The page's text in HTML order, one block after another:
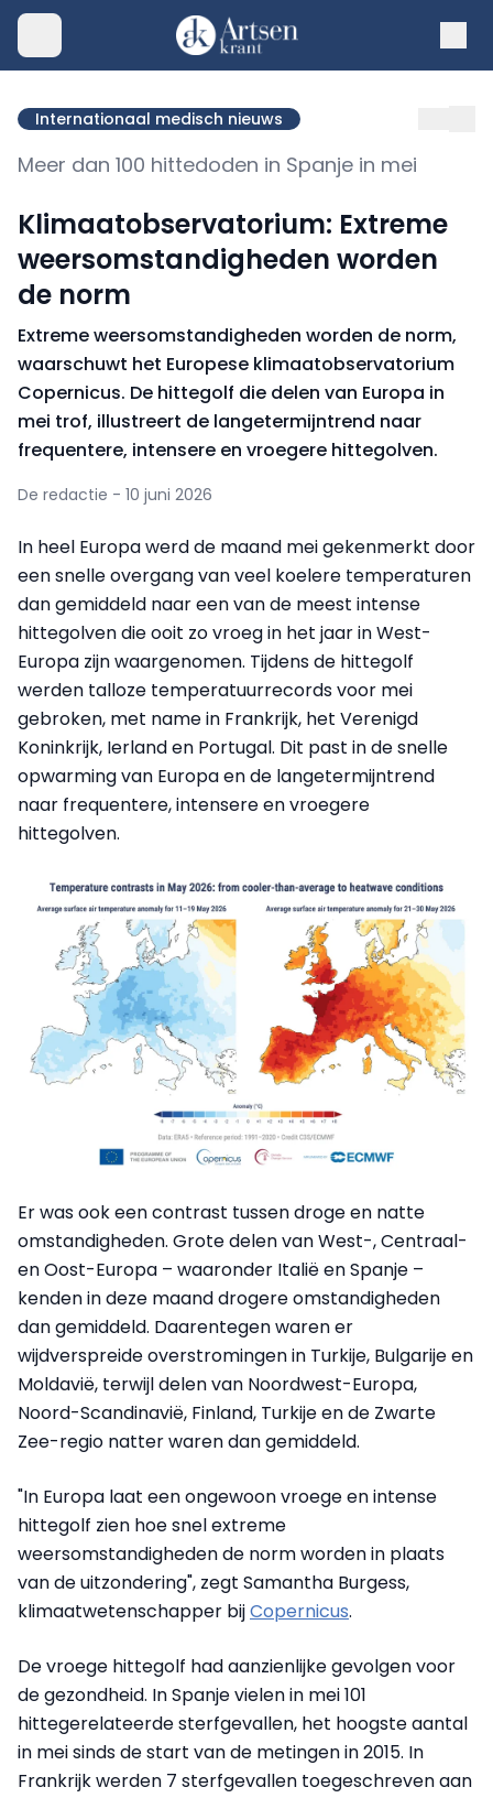
Internationaal medisch nieuws
Meer dan 100 hittedoden in Spanje in mei
Klimaatobservatorium: Extreme
weersomstandigheden worden
de norm
Extreme weersomstandigheden worden de norm,
waarschuwt het Europese klimaatobservatorium
Copernicus. De hittegolf die delen van Europa in
mei trof, illustreert de langetermijntrend naar
frequentere, intensere en vroegere hittegolven.
De redactie - 10 juni 2026
In heel Europa werd de maand mei gekenmerkt door
een snelle overgang van veel koelere temperaturen
dan gemiddeld naar een van de meest intense
hittegolven die ooit zo vroeg in het jaar in West-
Europa zijn waargenomen. Tijdens de hittegolf
werden talloze temperatuurrecords voor mei
gebroken, met name in Frankrijk, het Verenigd
Koninkrijk, Ierland en Portugal. Dit past in de snelle
opwarming van Europa en de langetermijntrend
naar frequentere, intensere en vroegere
hittegolven.
Er was ook een contrast tussen droge en natte
omstandigheden. Grote delen van West-, Centraal-
en Oost-Europa – waaronder Italië en Spanje –
kenden in deze maand drogere omstandigheden
dan gemiddeld. Daarentegen waren er
wijdverspreide overstromingen in Turkije, Bulgarije en
Moldavië, terwijl delen van Noordwest-Europa,
Noord-Scandinavië, Finland, Turkije en de Zwarte
Zee-regio natter waren dan gemiddeld.
"In Europa laat een ongewoon vroege en intense
hittegolf zien hoe snel extreme
weersomstandigheden de norm worden in plaats
van de uitzondering", zegt Samantha Burgess,
klimaatwetenschapper bijCopernicus.
De vroege hittegolf had aanzienlijke gevolgen voor
de gezondheid. In Spanje vielen in mei 101
hittegerelateerde sterfgevallen, het hoogste aantal
in mei sinds de start van de metingen in 2015. In
Frankrijk werden 7 sterfgevallen toegeschreven aan